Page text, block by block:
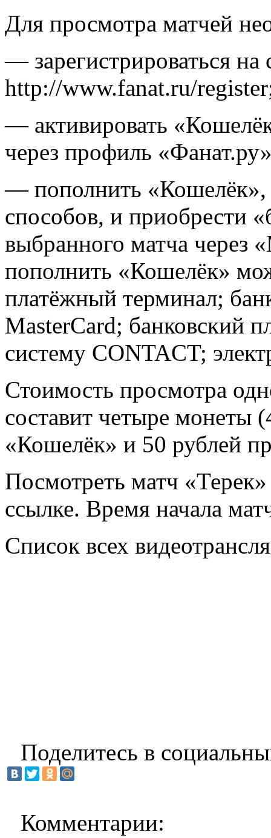
Для просмотра матчей
— зарегистрироваться
http://www.fanat.ru/
— активировать
через профиль
— пополнить
способов, и приобрести
выбранного матча через
пополнить «Кошелёк»
платёжный терминал;
MasterCard; банковский
систему CONTACT;
Стоимость просмотра
составит четыре монеты
«Кошелёк» и 50 рублей
Посмотреть матч
ссылке. Время начала
Список всех
Поделитесь в
Комментарии: